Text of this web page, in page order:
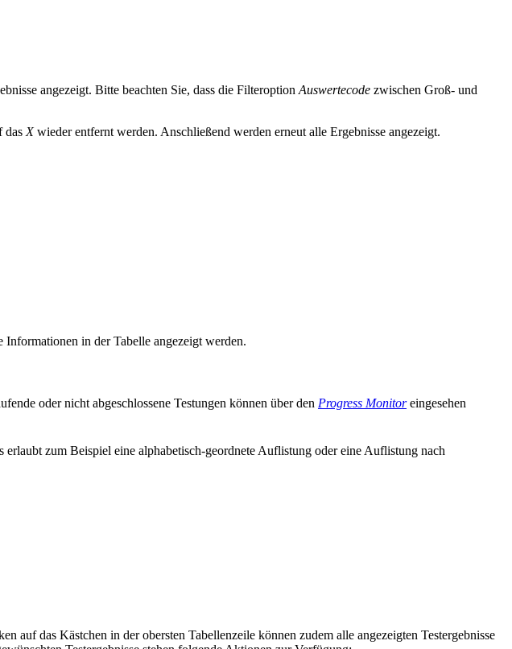
angezeigt. Bitte beachten Sie, dass die Filteroption Auswertecode zwischen Groß- und
das Xwieder entfernt werden. Anschließend werden erneut alle Ergebnisse angezeigt.
Informationen in der Tabelle angezeigt werden.
oder nicht abgeschlossene Testungen können über den Progress Monitoreingesehen
erlaubt zum Beispiel eine alphabetisch-geordnete Auflistung oder eine Auflistung nach
auf das Kästchen in der obersten Tabellenzeile können zudem alle angezeigten Testergebnisse